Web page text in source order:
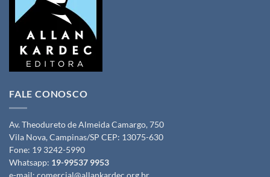
FALE CONOSCO
Av. Theodureto de Almeida Camargo, 750
Vila Nova, Campinas/SP CEP: 13075-630
Fone: 19 3242-5990
Whatsapp: 19-99537 9953